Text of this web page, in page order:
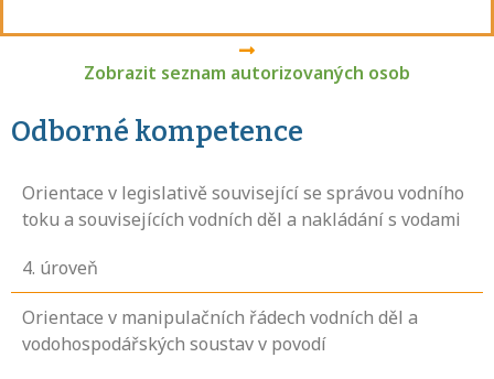
Zobrazit seznam autorizovaných osob
Odborné kompetence
Orientace v legislativě související se správou vodního
toku a souvisejících vodních děl a nakládání s vodami
4. úroveň
Orientace v manipulačních řádech vodních děl a
vodohospodářských soustav v povodí